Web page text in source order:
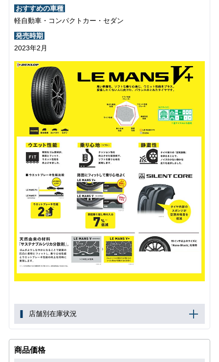
おすすめの車種
軽自動車・コンパクトカー・セダン
発売時期
2023年2月
店舗別在庫状況
商品価格